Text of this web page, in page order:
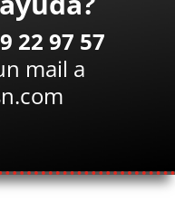
22 97 57
mail a